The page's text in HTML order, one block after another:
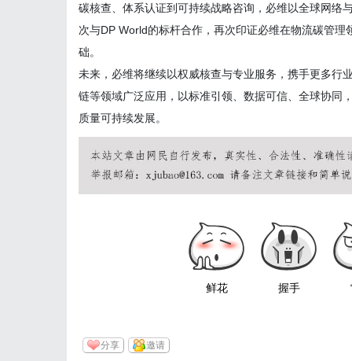
碳核查、体系认证到可持续战略咨询，必维以全球网络
次与DP World的标杆合作，再次印证必维在物流碳管
础。
未来，必维将继续以权威核查与专业服务，携手更多行
链等领域广泛应用，以标准引领、数据可信、全球协同
质量可持续发展。
鲜花 握手
分享 邀请